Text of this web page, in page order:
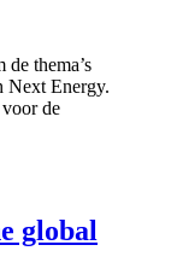
thema’s
Next Energy.
de
global